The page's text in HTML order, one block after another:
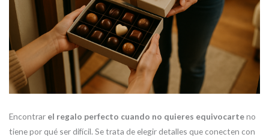
Encontrar el regalo perfecto cuando no quieres equivocarteno
tiene por qué ser difícil. Se trata de elegir detalles que conecten con